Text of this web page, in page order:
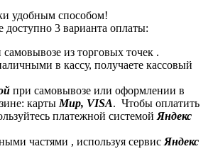
удобным способом!
доступно 3 варианта оплаты:
самовывозе из торговых точек .
в кассу, получаете кассовый
при самовывозе или оформлении в
карты Mир, VISA. Чтобы оплатить
платежной системой Яндекс
частями , используя сервис Яндекс